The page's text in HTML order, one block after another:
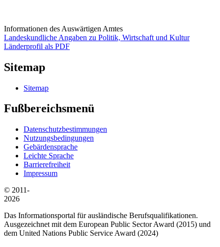
Informationen des Auswärtigen Amtes
Landeskundliche Angaben zu Politik, Wirtschaft und Kultur
Länderprofil als PDF
Sitemap
Sitemap
Fußbereichsmenü
Datenschutzbestimmungen
Nutzungsbedingungen
Gebärdensprache
Leichte Sprache
Barrierefreiheit
Impressum
© 2011-
2026
Das Informationsportal für ausländische Berufsqualifikationen.
Ausgezeichnet mit dem European Public Sector Award (2015) und
dem United Nations Public Service Award (2024)